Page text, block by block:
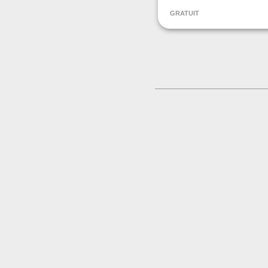
Monts d'Olmes
GRATUIT